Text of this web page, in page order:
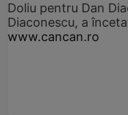
Doliu pentru Dan
Diaconescu, a
www.cancan.ro